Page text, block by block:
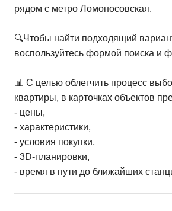
рядом с метро Ломоносовская.
🔍Чтобы найти подходящий
воспользуйтесь формой поиска и
📊 С целью облегчить процесс
квартиры, в карточках объектов
- цены,
- характеристики,
- условия покупки,
- 3D-планировки,
- время в пути до ближайших